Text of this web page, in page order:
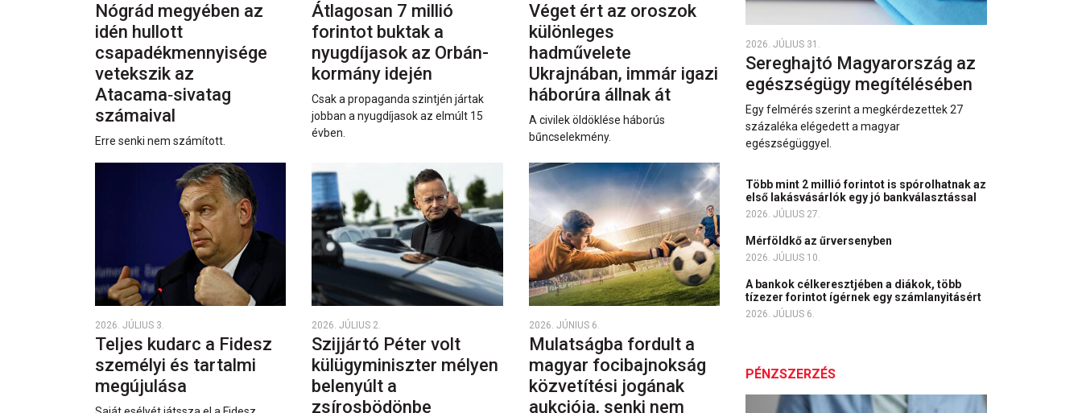
Nógrád megyében az
idén hullott
csapadékmennyisége
vetekszik az
Atacama‑sivatag
számaival
Erre senki nem számított.
Átlagosan 7 millió
forintot buktak a
nyugdíjasok az Orbán-
kormány idején
Csak a propaganda szintjén jártak
jobban a nyugdíjasok az elmúlt 15
évben.
Véget ért az oroszok
különleges
hadművelete
Ukrajnában, immár igazi
háborúra állnak át
A civilek öldöklése háborús
bűncselekmény.
2026. JÚLIUS 3.
Teljes kudarc a Fidesz
személyi és tartalmi
megújulása
2026. JÚLIUS 2.
Szijjártó Péter volt
külügyminiszter mélyen
belenyúlt a
zsírosbödönbe
2026. JÚNIUS 6.
Mulatságba fordult a
magyar focibajnokság
közvetítési jogának
aukciója, senki nem
2026. JÚLIUS 31.
Sereghajtó Magyarország az
egészségügy megítélésében
Egy felmérés szerint a megkérdezettek 27
százaléka elégedett a magyar
egészségüggyel.
Több mint 2 millió forintot is spórolhatnak az
első lakásvásárlók egy jó bankválasztással
2026. JÚLIUS 27.
Mérföldkő az űrversenyben
2026. JÚLIUS 10.
A bankok célkeresztjében a diákok, több
tízezer forintot ígérnek egy számlanyitásért
2026. JÚLIUS 6.
PÉNZSZERZÉS